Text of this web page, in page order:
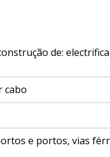
de:
cabo
e portos, vias